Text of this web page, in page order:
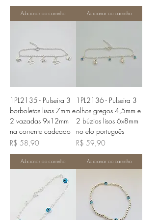
Adicionar ao carrinho Adicionar ao carrinho
1PL2135 - Pulseira 3
borboletas lisas 7mm e
2 vazadas 9x12mm
na corrente cadeado
Preço
R$ 58,90
Adicionar ao carrinho
1PL2136 - Pulseira 3
olhos gregos 4,5mm e
2 búzios lisos 6x8mm
no elo português
Preço
R$ 59,90
Adicionar ao carrinho